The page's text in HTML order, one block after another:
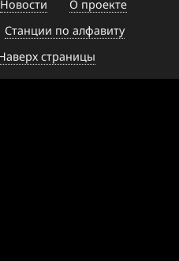
Новости
О проекте
Станции по алфавиту
страницы